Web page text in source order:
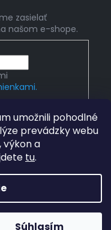
umožnili pohodlné
prevádzky webu
výkon a
tu.
Súhlasím
zasielať
našom e-shope.
práva vyhradené.
implementoval